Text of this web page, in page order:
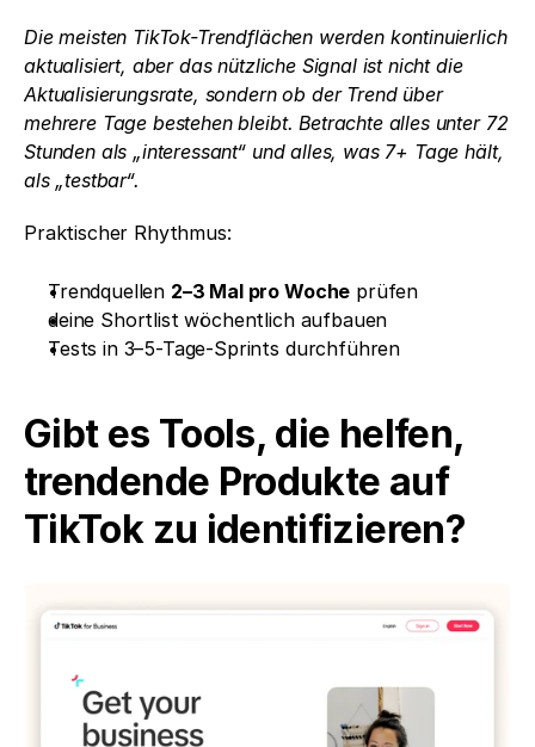
Die meisten TikTok-Trendflächen werden kontinuierlich
aktualisiert, aber das nützliche Signal ist nicht die
Aktualisierungsrate, sondern ob der Trend über
mehrere Tage bestehen bleibt. Betrachte alles unter 72
Stunden als „interessant“ und alles, was 7+ Tage hält,
als „testbar“.
Praktischer Rhythmus:
Trendquellen 2–3 Mal pro Woche prüfen
deine Shortlist wöchentlich aufbauen
Tests in 3–5-Tage-Sprints durchführen
Gibt es Tools, die helfen,
trendende Produkte auf
TikTok zu identifizieren?